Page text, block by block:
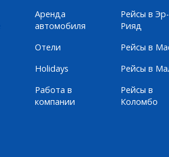
Аренда
автомобиля
Отели
Holidays
Работа в
компании
Рейсы в Эр-
Рияд
Рейсы в
Рейсы в
Рейсы в
Коломбо